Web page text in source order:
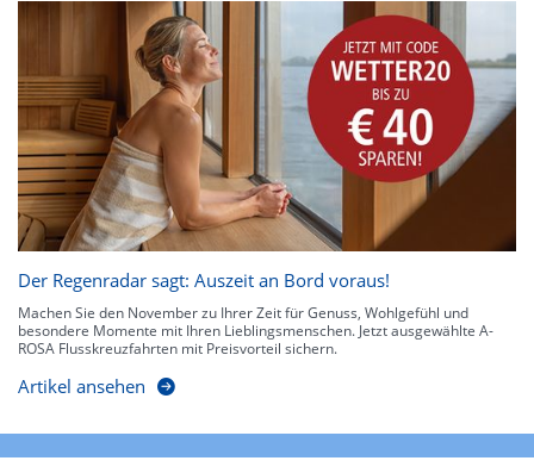
Der Regenradar sagt: Auszeit an Bord voraus!
Machen Sie den November zu Ihrer Zeit für Genuss, Wohlgefühl und
besondere Momente mit Ihren Lieblingsmenschen. Jetzt ausgewählte A-
ROSA Flusskreuzfahrten mit Preisvorteil sichern.
Artikel ansehen